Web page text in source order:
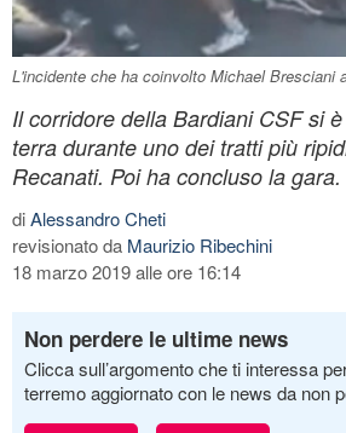
L'incidente che ha coinvolto Michael Bresciani
Il corridore della Bardiani CSF si
terra durante uno dei tratti più
Recanati. Poi ha concluso la gara.
diAlessandro Cheti
revisionato da Maurizio Ribechini
18 marzo 2019 alle ore 16:14
Non perdere le ultime news
Clicca sull’argomento che ti interessa
terremo aggiornato con le news da non